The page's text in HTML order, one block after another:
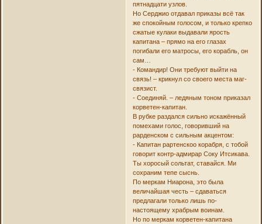
пятнадцати узлов.
Но Серджио отдавал приказы всё так
же спокойным голосом, и только крепко
сжатые кулаки выдавали ярость
капитана – прямо на его глазах
погибали его матросы, его корабль, он
сам…
- Командир! Они требуют выйти на
связь! – крикнул со своего места маг-
связист.
- Соединяй. – ледяным тоном приказал
корветен-капитан.
В рубке раздался сильно искажённый
помехами голос, говоривший на
рарденском с сильным акцентом:
- Капитан рартенскоо корабря, с тобой
говорит контр-адмирар Соку Итсикава.
Ты хоросый сольтат, ставайся. Ми
сохраним тепе сыснь.
По меркам Ниарона, это была
величайшая честь – сдаваться
предлагали только лишь по-
настоящему храбрым воинам.
Но по меркам корветен-капитана